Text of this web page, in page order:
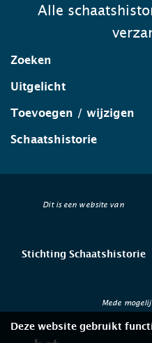
Alle
Zoeken
Uitgelicht
Toevoegen / wijzigen
Schaatshistorie
Dit is een website van
Stichting Schaatshistorie
Mede
Deze website gebruikt